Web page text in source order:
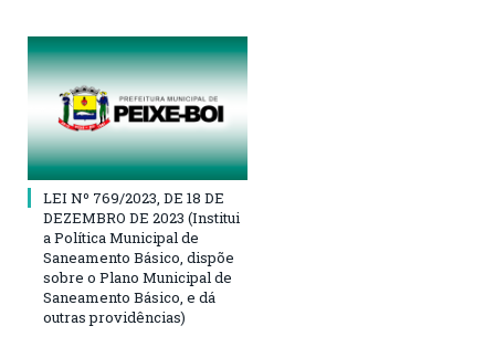
LEI Nº 769/2023, DE 18 DE
DEZEMBRO DE 2023 (Institui
a Política Municipal de
Saneamento Básico, dispõe
sobre o Plano Municipal de
Saneamento Básico, e dá
outras providências)